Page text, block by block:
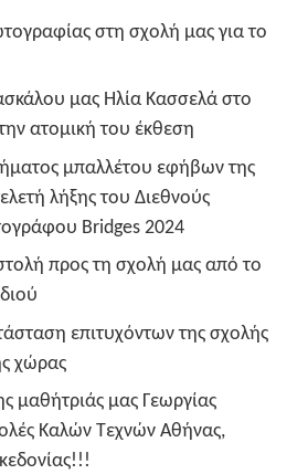
στη σχολή μας για το
μας Ηλία Κασσελά στο
ατομική του έκθεση
μπαλλέτου εφήβων της
λήξης του Διεθνούς
Bridges 2024
προς τη σχολή μας από το
επιτυχόντων της σχολής
χώρας
μαθήτριάς μας Γεωργίας
Καλών Τεχνών Αθήνας,